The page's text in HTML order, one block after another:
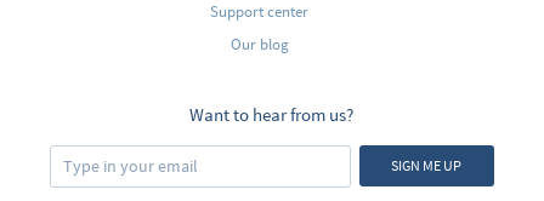
Support center
Our blog
Want to hear from us?
SIGN ME UP